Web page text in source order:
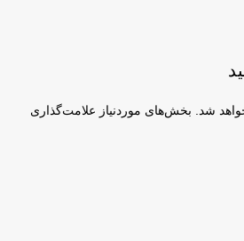
شد. بخش‌های موردنیاز علامت‌گذاری